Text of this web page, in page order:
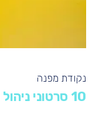
10 סרטוני ניהול פרקטיים ליישום מיידי
נקודת מפנה